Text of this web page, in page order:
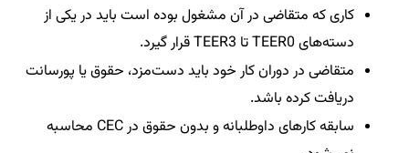
کاری که متقاضی در آن مشغول بوده است باید در یکی از
دسته‌های TEER0 تا TEER3 قرار گیرد.
متقاضی در دوران کار خود باید دست‌مزد، حقوق یا پورسانت
دریافت کرده باشد.
سابقه کارهای داوطلبانه و بدون حقوق در CEC محاسبه